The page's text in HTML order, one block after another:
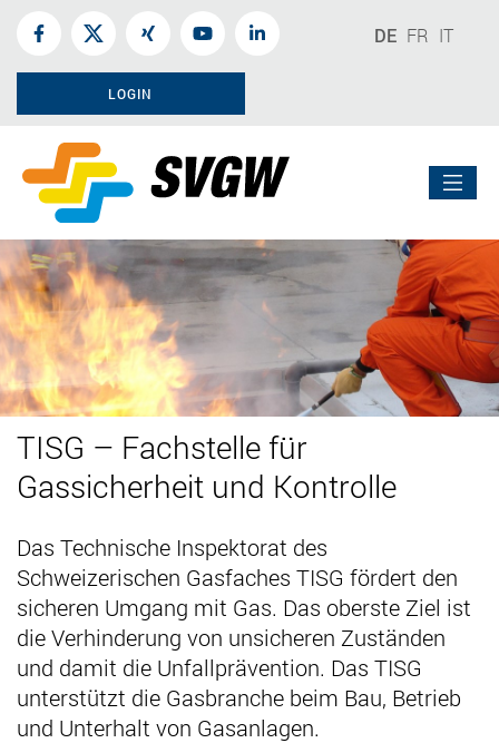
DE FR IT
LOGIN
TISG – Fachstelle für
Gassicherheit und Kontrolle
Das Technische Inspektorat des
Schweizerischen Gasfaches TISG fördert den
sicheren Umgang mit Gas. Das oberste Ziel ist
die Verhinderung von unsicheren Zuständen
und damit die Unfallprävention. Das TISG
unterstützt die Gasbranche beim Bau, Betrieb
und Unterhalt von Gasanlagen.